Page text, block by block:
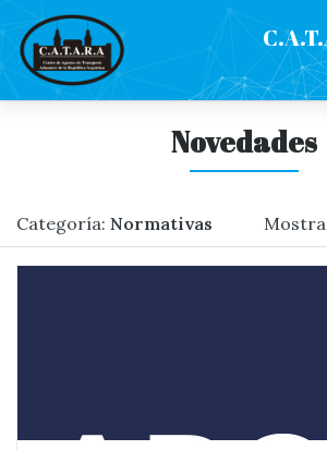
Novedades
Categoría: Normativas